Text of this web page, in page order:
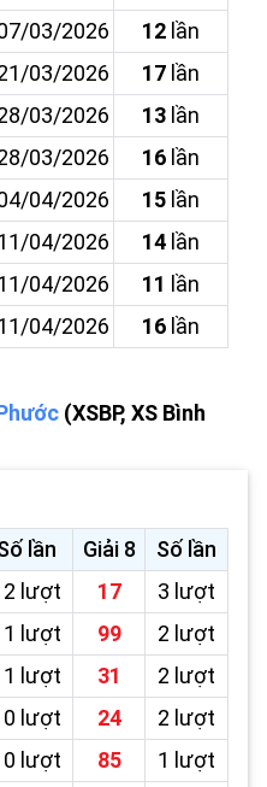
03/2026 12 lần
03/2026 17 lần
03/2026 13 lần
03/2026 16 lần
04/2026 15 lần
04/2026 14 lần
04/2026 11 lần
04/2026 16 lần
(XSBP, XS Bình
lần Giải 8
Số lần
lượt 17
3 lượt
lượt 99
2 lượt
lượt 31
2 lượt
lượt 24
2 lượt
lượt 85
1 lượt